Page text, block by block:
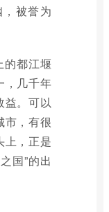
被誉为
的都江堰
，几千年
益。可以
市，有很
上，正是
国”的出